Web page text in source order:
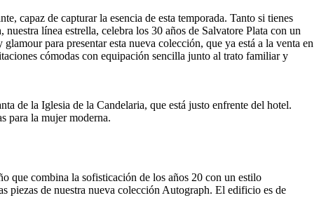
capaz de capturar la esencia de esta temporada. Tanto si tienes
línea estrella, celebra los 30 años de Salvatore Plata con un
para presentar esta nueva colección, que ya está a la venta en
cómodas con equipación sencilla junto al trato familiar y
de la Iglesia de la Candelaria, que está justo enfrente del hotel.
para la mujer moderna.
que combina la sofisticación de los años 20 con un estilo
piezas de nuestra nueva colección Autograph. El edificio es de